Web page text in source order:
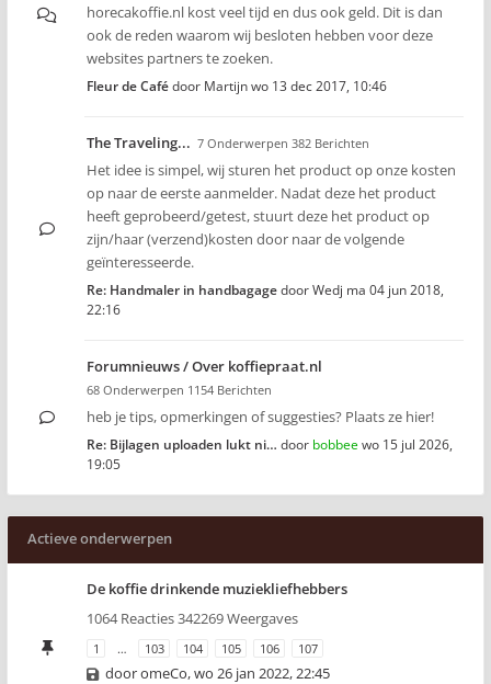
horecakoffie.nl kost veel tijd en dus ook geld. Dit is dan
ook de reden waarom wij besloten hebben voor deze
websites partners te zoeken.
Fleur de Cafédoor Martijnwo 13 dec 2017, 10:46
The Traveling... 7 Onderwerpen 382 Berichten
Het idee is simpel, wij sturen het product op onze kosten
op naar de eerste aanmelder. Nadat deze het product
heeft geprobeerd/getest, stuurt deze het product op
zijn/haar (verzend)kosten door naar de volgende
geïnteresseerde.
Re: Handmaler in handbagagedoorWedj ma 04 jun 2018,
22:16
Forumnieuws / Over koffiepraat.nl
68 Onderwerpen 1154 Berichten
heb je tips, opmerkingen of suggesties? Plaats ze hier!
Re: Bijlagen uploaden lukt ni… door bobbeewo 15 jul 2026,
19:05
Actieve onderwerpen
De koffie drinkende muziekliefhebbers
1064 Reacties 342269 Weergaves
1 … 103 104 105 106 107
dooromeCo,wo 26 jan 2022, 22:45